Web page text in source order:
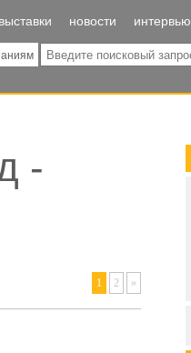
выставки новости интервью
-
1 2 »